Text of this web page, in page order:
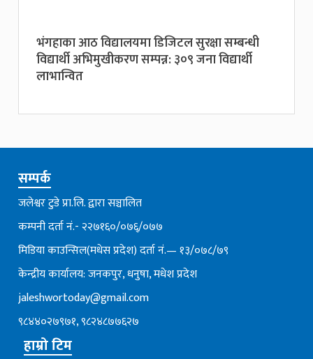
भंगहाका आठ विद्यालयमा डिजिटल सुरक्षा सम्बन्धी
विद्यार्थी अभिमुखीकरण सम्पन्न: ३०९ जना विद्यार्थी
लाभान्वित
सम्पर्क
जलेश्वर टुडे प्रा.लि. द्वारा सञ्चालित
कम्पनी दर्ता नं.- २२७१६०/०७६्/०७७
मिडिया काउन्सिल(मधेस प्रदेश) दर्ता नं.— १३/०७८/७९
केन्द्रीय कार्यालय: जनकपुर, धनुषा, मधेश प्रदेश
jaleshwortoday@gmail.com
९८४४०२७९७१, ९८२४८७७६२७
हाम्रो टिम